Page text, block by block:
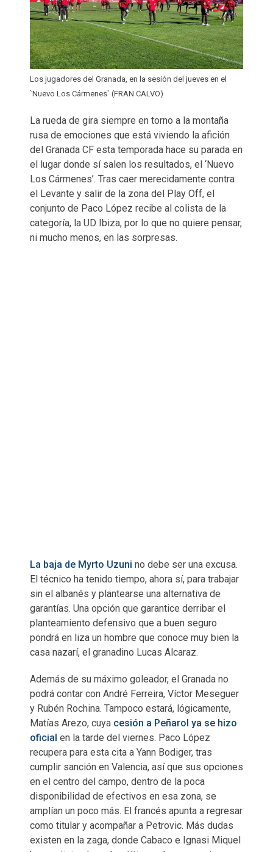
Los jugadores del Granada, en la sesión del jueves en el
`Nuevo Los Cármenes` (FRAN CALVO)
La rueda de gira siempre en torno a la montaña
rusa de emociones que está viviendo la afición
del Granada CF esta temporada hace su parada en
el lugar donde sí salen los resultados, el ‘Nuevo
Los Cármenes’. Tras caer merecidamente contra
el Levante y salir de la zona del Play Off, el
conjunto de Paco López recibe al colista de la
categoría, la UD Ibiza, por lo que no quiere pensar,
ni mucho menos, en las sorpresas.
La baja de Myrto Uzuni no debe ser una excusa.
El técnico ha tenido tiempo, ahora sí, para trabajar
sin el albanés y plantearse una alternativa de
garantías. Una opción que garantice derribar el
planteamiento defensivo que a buen seguro
pondrá en liza un hombre que conoce muy bien la
casa nazarí, el granadino Lucas Alcaraz.
Además de su máximo goleador, el Granada no
podrá contar con André Ferreira, Víctor Meseguer
y Rubén Rochina. Tampoco estará, lógicamente,
Matías Arezo, cuya cesión a Peñarol ya se hizo
oficial en la tarde del viernes. Paco López
recupera para esta cita a Yann Bodiger, tras
cumplir sanción en Valencia, así que sus opciones
en el centro del campo, dentro de la poca
disponibilidad de efectivos en esa zona, se
amplían un poco más. El francés apunta a regresar
como titular y acompañar a Petrovic. Más dudas
existen en la zaga, donde Cabaco e Ignasi Miquel